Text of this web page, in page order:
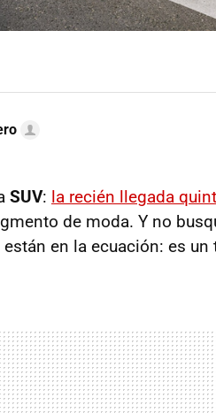
SUV: la recién llegada
de moda. Y no
en la ecuación: es un